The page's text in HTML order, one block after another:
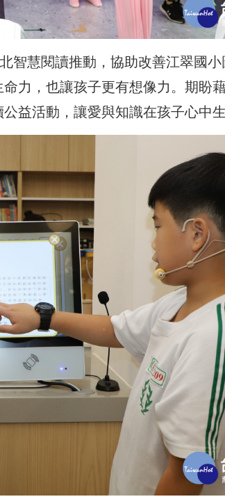
智慧閱讀推動，協助改善江翠國
力，也讓孩子更有想像力。期盼
益活動，讓愛與知識在孩子心中生